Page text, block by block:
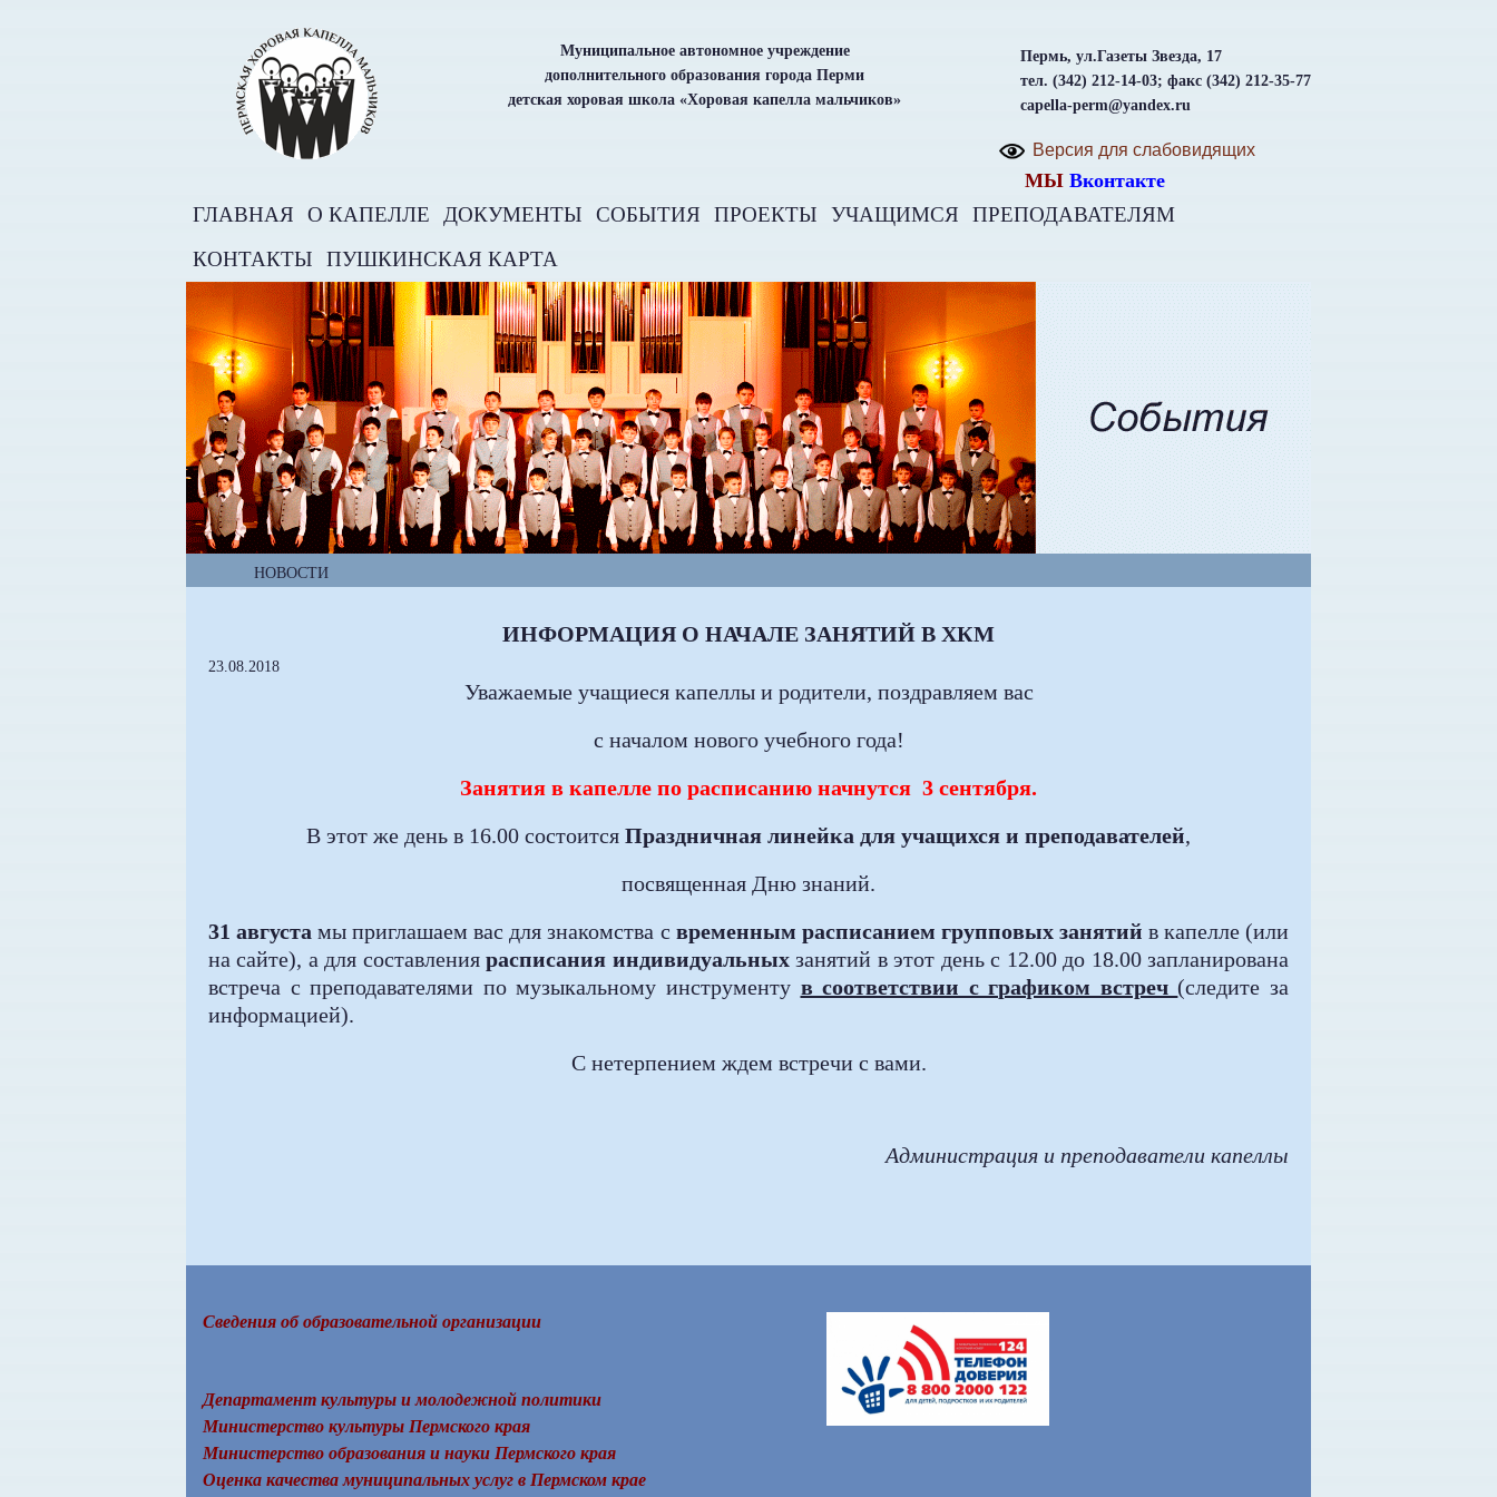
Пермь, ул.Газеты Звезда, 17
тел. (342) 212-14-03; факс (342) 212-35-77
capella-perm@yandex.ru
Версия для слабовидящих
МЫ Вконтакте
Муниципальное автономное учреждение
дополнительного образования города Перми
детская хоровая школа «Хоровая капелла мальчиков»
ГЛАВНАЯ О КАПЕЛЛЕ ДОКУМЕНТЫ СОБЫТИЯ ПРОЕКТЫ УЧАЩИМСЯ
ПРЕПОДАВАТЕЛЯМ
КОНТАКТЫ
ПУШКИНСКАЯ КАРТА
НОВОСТИ
ИНФОРМАЦИЯ О НАЧАЛЕ ЗАНЯТИЙ В ХКМ
23.08.2018
Уважаемые учащиеся капеллы и родители, поздравляем вас
с началом нового учебного года!
Занятия в капелле по расписанию начнутся 3 сентября.
В этот же день в 16.00 состоится Праздничная линейка для учащихся и преподавателей,
посвященная Дню знаний.
31 августа мы приглашаем вас для знакомства с временным расписанием групповых занятий в капелле (или
на сайте), а для составлениярасписания индивидуальныхзанятий в этот день с 12.00 до 18.00 запланирована
встреча с преподавателями по музыкальному инструменту в соответствии с графиком встреч (следите за
информацией).
С нетерпением ждем встречи с вами.
Администрация и преподаватели капеллы
Сведения об образовательной организации
Департамент культуры и молодежной политики
Министерство культуры Пермского края
Министерство образования и науки Пермского края
Оценка качества муниципальных услуг в Пермском крае